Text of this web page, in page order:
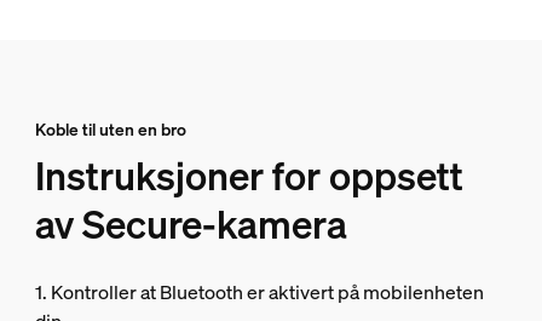
Koble til uten en bro
Instruksjoner for oppsett
av Secure-kamera
1. Kontroller at Bluetooth er aktivert på mobilenheten